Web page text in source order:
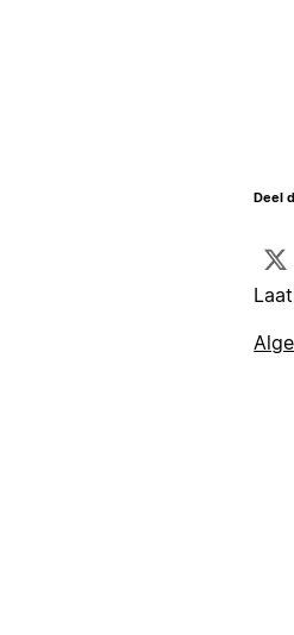
Deel